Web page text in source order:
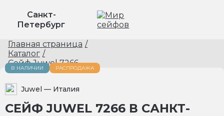
Санкт-
Петербург
Главная страница /
Каталог /
Сейф Juwel 7266
В НАЛИЧИИ РАСПРОДАЖА
Juwel — Италия
СЕЙФ JUWEL 7266 В САНКТ-